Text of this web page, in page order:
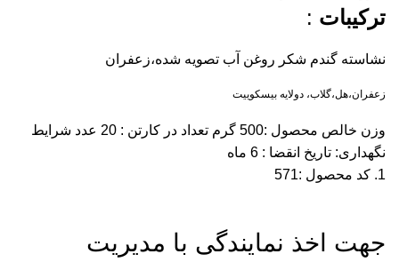
ترکیبات :
نشاسته گندم شکر روغن آب تصویه شده،زعفران
زعفران،هل،گلاب، دولایه بیسکوییت
وزن خالص محصول :500 گرم تعداد در کارتن : 20 عدد شرایط
نگهداری: تاریخ انقضا : 6 ماه
کد محصول :571
جهت اخذ نمایندگی با مدیریت